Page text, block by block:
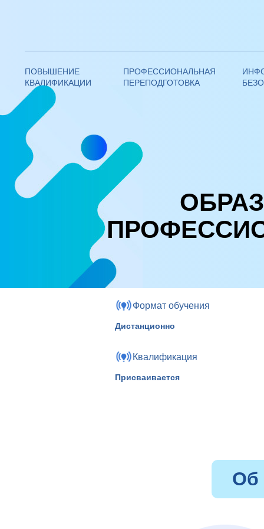
ПОВЫШЕНИЕ
КВАЛИФИКАЦИИ
ПРОФЕССИОНАЛЬНАЯ
ПЕРЕПОДГОТОВКА
Формат обучения
Дистанционно
Квалификация
Присваивается
Об